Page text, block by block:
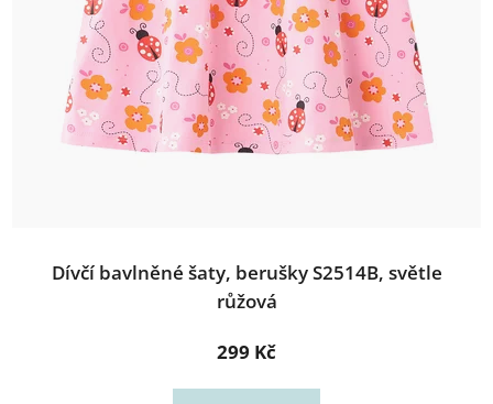
Dívčí bavlněné šaty, berušky S2514B, světle
růžová
299 Kč